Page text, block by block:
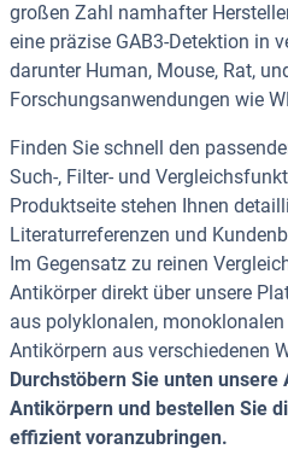
großen Zahl namhafter
eine präzise GAB3-Detektion in
darunter Human, Mouse, Rat,
Forschungsanwendungen wie
Finden Sie schnell den
Such-, Filter- und
Produktseite stehen Ihnen
Literaturreferenzen und
Im Gegensatz zu reinen
Antikörper direkt über unsere
aus polyklonalen,
Antikörpern aus verschiedenen
Durchstöbern Sie unten unsere
Antikörpern und bestellen Sie
effizient voranzubringen.